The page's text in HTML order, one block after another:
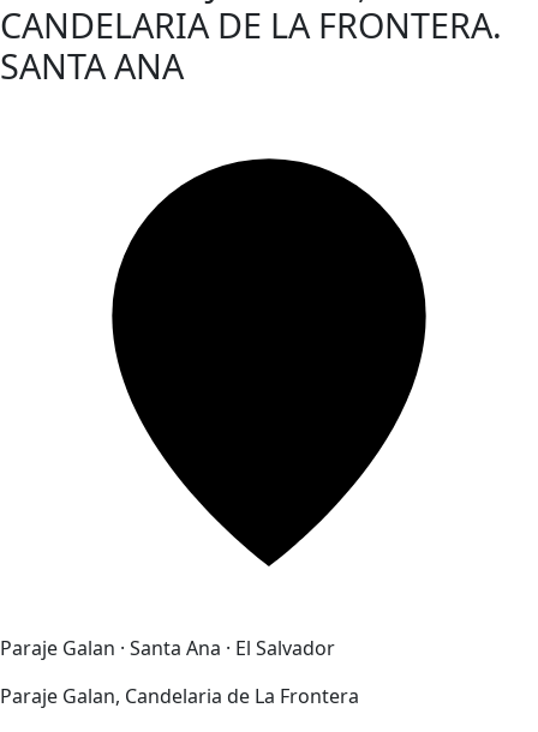
CANDELARIA DE LA FRONTERA.
SANTA ANA
Paraje Galan · Santa Ana · El Salvador
Paraje Galan, Candelaria de La Frontera